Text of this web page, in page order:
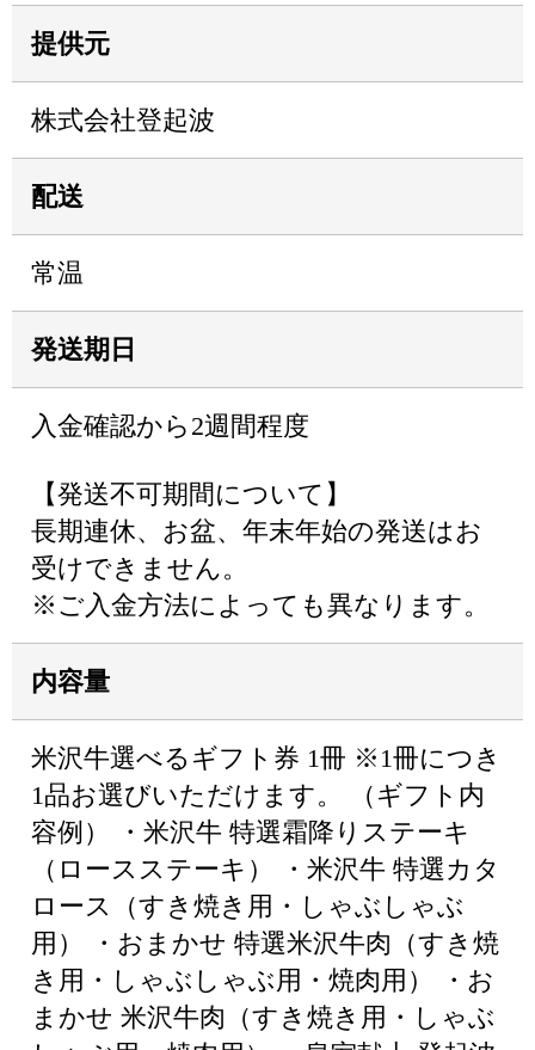
提供元
株式会社登起波
配送
常温
発送期日
入金確認から2週間程度
【発送不可期間について】
長期連休、お盆、年末年始の発送はお
受けできません。
※ご入金方法によっても異なります。
内容量
米沢牛選べるギフト券 1冊 ※1冊につき
1品お選びいただけます。 （ギフト内
容例） ・米沢牛 特選霜降りステーキ
（ロースステーキ） ・米沢牛 特選カタ
ロース（すき焼き用・しゃぶしゃぶ
用） ・おまかせ 特選米沢牛肉（すき焼
き用・しゃぶしゃぶ用・焼肉用） ・お
まかせ 米沢牛肉（すき焼き用・しゃぶ